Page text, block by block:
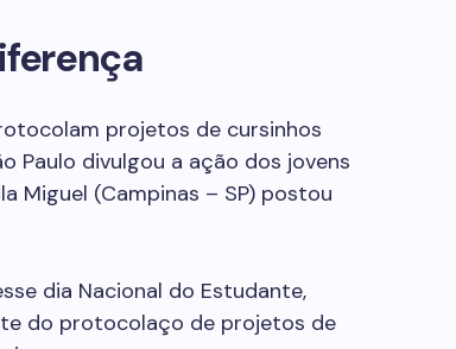
projetos de cursinhos
Paulo divulgou a ação dos jovens
Miguel (Campinas – SP) postou
dia Nacional do Estudante,
do protocolaço de projetos de